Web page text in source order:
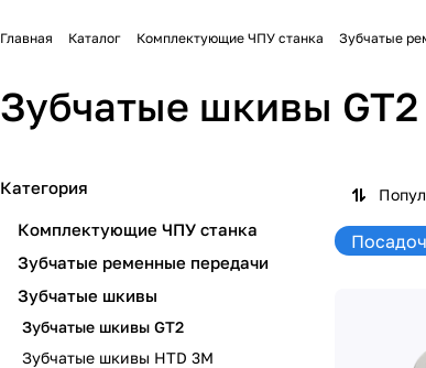
Главная Каталог Комплектующие ЧПУ станка Зубчатые
Зубчатые шкивы
Категория
Комплектующие ЧПУ станка
Зубчатые ременные передачи
Зубчатые шкивы
Зубчатые шкивы GT2
Зубчатые шкивы HTD 3M